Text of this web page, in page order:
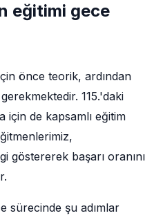
eğitimi gece
önce teorik, ardından
115.'daki
için de kapsamlı eğitim
göstererek başarı oranını
sürecinde şu adımlar